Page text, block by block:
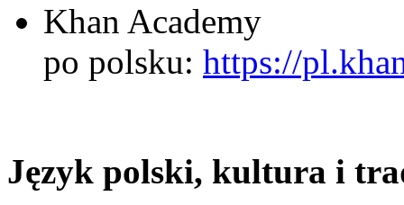
Khan Academy
po polsku: https://
Język polski, kultura i